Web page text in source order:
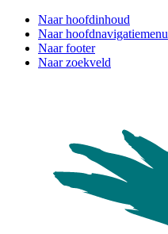
Naar hoofdinhoud
Naar hoofdnavigatiemenu
Naar footer
Naar zoekveld